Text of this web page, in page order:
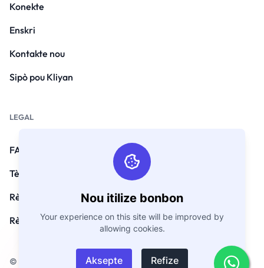
Nou itilize bonbon
Your experience on this site will be improved by
allowing cookies.
Aksepte Refize
Konekte
Enskri
Kontakte nou
Sipò pou Kliyan
LEGAL
FAQ
Tèm ak Kondisyon yo
Règleman sou enfòmasyon prive
Règleman ranbousman
© Copyright 2026. Tout dwa rezève pa GoEmarket.